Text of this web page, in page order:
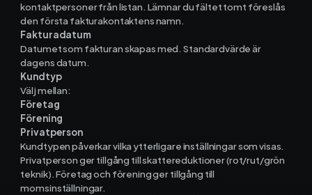
kontaktpersoner från listan. Lämnar du fältet tomt föreslås
den första fakturakontaktens namn.
Fakturadatum
Datumet som fakturan skapas med. Standardvärde är
dagens datum.
Kundtyp
Välj mellan:
Företag
Förening
Privatperson
Kundtypen påverkar vilka ytterligare inställningar som visas.
Privatperson ger tillgång till skattereduktioner (rot/rut/grön
teknik). Företag och förening ger tillgång till
momsinställningar.